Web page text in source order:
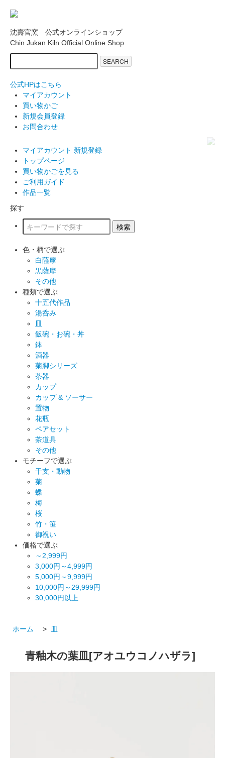
沈壽官窯 公式オンラインショップ
Chin Jukan Kiln Official Online Shop
SEARCH
公式HPはこちら
マイアカウント
買い物かご
新規会員登録
お問合わせ
マイアカウント 新規登録
トップページ
買い物かごを見る
ご利用ガイド
作品一覧
探す
色・柄で選ぶ
白薩摩
黒薩摩
その他
種類で選ぶ
十五代作品
湯呑み
皿
飯碗・お碗・丼
鉢
酒器
菊脚シリーズ
茶器
カップ
カップ & ソーサー
置物
花瓶
ペアセット
茶道具
その他
モチーフで選ぶ
干支・動物
菊
蝶
梅
桜
竹・笹
御祝い
価格で選ぶ
～2,999円
3,000円～4,999円
5,000円～9,999円
10,000円～29,999円
30,000円以上
ホーム > 皿
青釉木の葉皿[アオユウコノハザラ]